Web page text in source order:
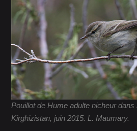
Pouillot de Hume adulte nicheur
Kirghizistan, juin 2015. L. Maumary.